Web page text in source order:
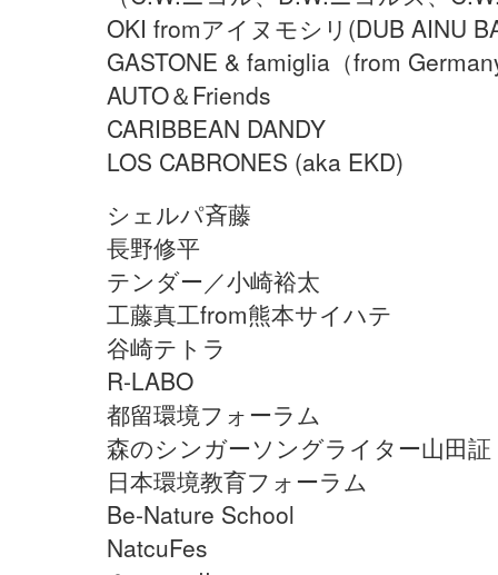
OKI fromアイヌモシリ(DUB AINU
GASTONE & famiglia（from
AUTO＆Friends
CARIBBEAN DANDY
LOS CABRONES (aka EKD)
シェルパ斉藤
長野修平
テンダー／小崎裕太
工藤真工from熊本サイハテ
谷崎テトラ
R-LABO
都留環境フォーラム
森のシンガーソングライター山田証
日本環境教育フォーラム
Be-Nature School
NatcuFes